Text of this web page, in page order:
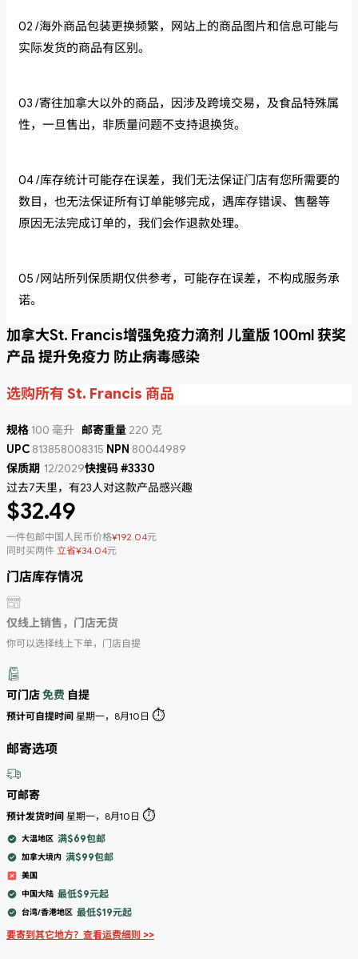
02 /海外商品包装更换频繁，网站上的商品图片和信息可能与
实际发货的商品有区别。
03 /寄往加拿大以外的商品，因涉及跨境交易，及食品特殊属
性，一旦售出，非质量问题不支持退换货。
04 /库存统计可能存在误差，我们无法保证门店有您所需要的
数目，也无法保证所有订单能够完成，遇库存错误、售罄等
原因无法完成订单的，我们会作退款处理。
05 /网站所列保质期仅供参考，可能存在误差，不构成服务承
诺。
加拿大St. Francis增强免疫力滴剂 儿童版 100ml 获奖
产品 提升免疫力 防止病毒感染
选购所有 St. Francis 商品
规格 100 毫升 邮寄重量 220 克
UPC 813858008315 NPN 80044989
保质期 12/2029快搜码 #3330
过去7天里，有23人对这款产品感兴趣
$32.49
一件包邮中国人民币价格¥192.04元
同时买两件 立省¥34.04元
门店库存情况
仅线上销售，门店无货
你可以选择线上下单，门店自提
可门店免费 自提
预计可自提时间 星期一，8月10日 ⏱️
邮寄选项
可邮寄
预计发货时间 星期一，8月10日 ⏱️
大温地区 满$69包邮
加拿大境内 满$99包邮
美国
中国大陆 最低$9元起
台湾/香港地区 最低$19元起
要寄到其它地方？查看运费细则 >>